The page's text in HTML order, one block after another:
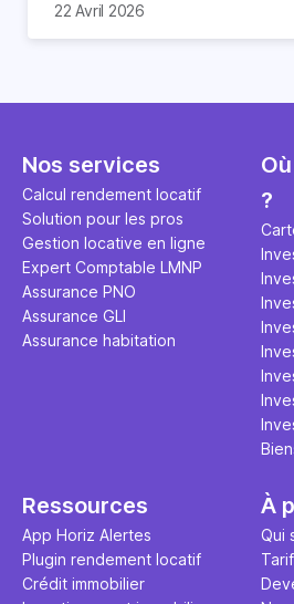
imposition en optimisant votre
22 Avril 2026
Nos services
Calcul rendement locatif
Solution pour les pros
Gestion locative en ligne
Expert Comptable LMNP
Assurance PNO
Assurance GLI
Assurance habitation
?
Ressources
App Horiz Alertes
Plugin rendement locatif
Crédit immobilier
À
Qui